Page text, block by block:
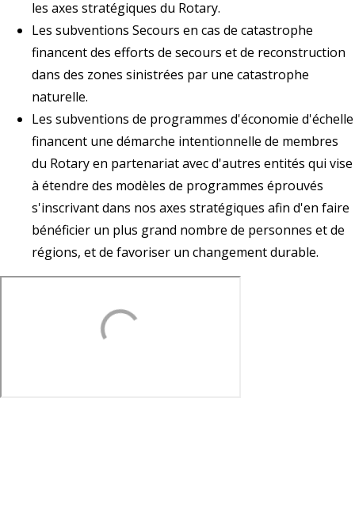
les axes stratégiques du Rotary.
Les subventions Secours en cas de catastrophe
financent des efforts de secours et de reconstruction
dans des zones sinistrées par une catastrophe
naturelle.
Les subventions de programmes d'économie d'échelle
financent une démarche intentionnelle de membres
du Rotary en partenariat avec d'autres entités qui vise
à étendre des modèles de programmes éprouvés
s'inscrivant dans nos axes stratégiques afin d'en faire
bénéficier un plus grand nombre de personnes et de
régions, et de favoriser un changement durable.